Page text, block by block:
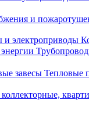
и
и электроприводы
завесы Тепловые